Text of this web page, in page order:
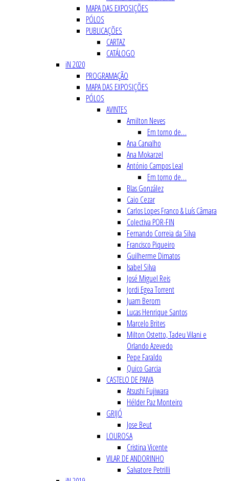
MAPA DAS EXPOSIÇÕES
PÓLOS
PUBLICAÇÕES
CARTAZ
CATÁLOGO
iN 2020
PROGRAMAÇÃO
MAPA DAS EXPOSIÇÕES
PÓLOS
AVINTES
Amilton Neves
Em torno de…
Ana Carvalho
Ana Mokarzel
António Campos Leal
Em torno de…
Blas González
Caio Cezar
Carlos Lopes Franco & Luís Câmara
Colectiva POR-FIN
Fernando Correia da Silva
Francisco Piqueiro
Guilherme Dimatos
Isabel Silva
José Miguel Reis
Jordi Egea Torrent
Juam Berom
Lucas Henrique Santos
Marcelo Brites
Milton Ostetto, Tadeu Vilani e
Orlando Azevedo
Pepe Faraldo
Quico Garcia
CASTELO DE PAIVA
Atsushi Fujiwara
Hélder Paz Monteiro
GRIJÓ
Jose Beut
LOUROSA
Cristina Vicente
VILAR DE ANDORINHO
Salvatore Petrilli